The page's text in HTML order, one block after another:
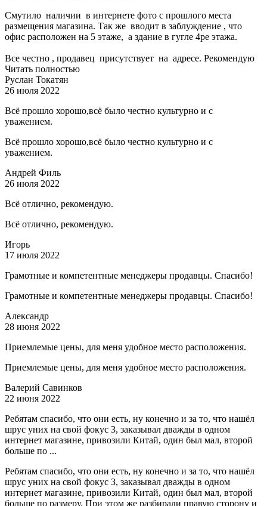
Смутило наличии в интернете фото с прошлого места
размещения магазина. Так же вводит в заблуждение , что
офис расположен на 5 этаже, а здание в гугле 4ре этажа.
Все честно , продавец присутствует на адресе. Рекомендую
Читать полностью
Руслан Токатян
26 июля 2022
Всё прошло хорошо,всё было честно культурно и с
уважением.
Всё прошло хорошо,всё было честно культурно и с
уважением.
Андрей Филь
26 июля 2022
Всё отлично, рекомендую.
Всё отлично, рекомендую.
Игорь
17 июля 2022
Грамотные и компетентные менеджеры продавцы. Спасибо!
Грамотные и компетентные менеджеры продавцы. Спасибо!
Александр
28 июня 2022
Приемлемые цены, для меня удобное место расположения.
Приемлемые цены, для меня удобное место расположения.
Валерий Савинков
22 июня 2022
Ребятам спасибо, что они есть, ну конечно и за то, что нашёл
шрус уних на свой фокус 3, заказывал дважды в одном
интернет магазине, привозили Китай, один был мал, второй
больше по ...
Ребятам спасибо, что они есть, ну конечно и за то, что нашёл
шрус уних на свой фокус 3, заказывал дважды в одном
интернет магазине, привозили Китай, один был мал, второй
больше по размеру. При этом же разбирали правую сторону и